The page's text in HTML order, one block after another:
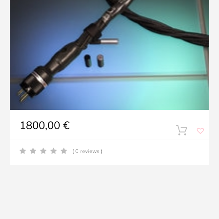
1800,00 €
( 0 reviews )